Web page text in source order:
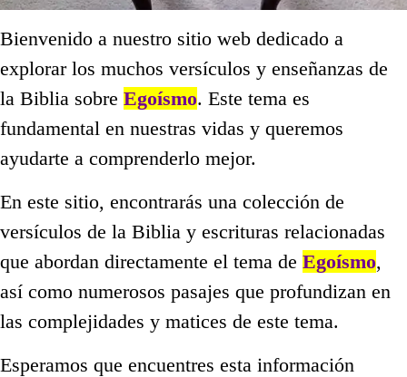
Bienvenido a nuestro sitio web dedicado a
explorar los muchos versículos y enseñanzas de
la Biblia sobre Egoísmo. Este tema es
fundamental en nuestras vidas y queremos
ayudarte a comprenderlo mejor.
En este sitio, encontrarás una colección de
versículos de la Biblia y escrituras relacionadas
que abordan directamente el tema de Egoísmo,
así como numerosos pasajes que profundizan en
las complejidades y matices de este tema.
Esperamos que encuentres esta información